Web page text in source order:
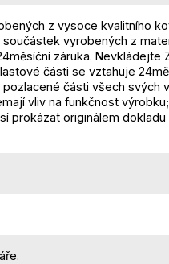
z vysoce kvalitního
vyrobených z
záruka.
části se vztahuje
části všech svých
vliv na funkčnost
prokázat originálem